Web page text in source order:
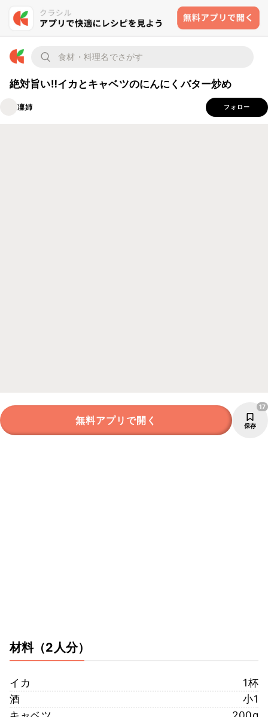
絶対旨い‼イカとキャベツのにんにくバター炒め
凜姉 フォロー
無料アプリで開く 保存
17
材料（2人分）
イカ
1杯
酒
小1